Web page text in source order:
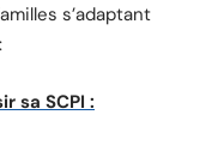
s’adaptant
sa SCPI :